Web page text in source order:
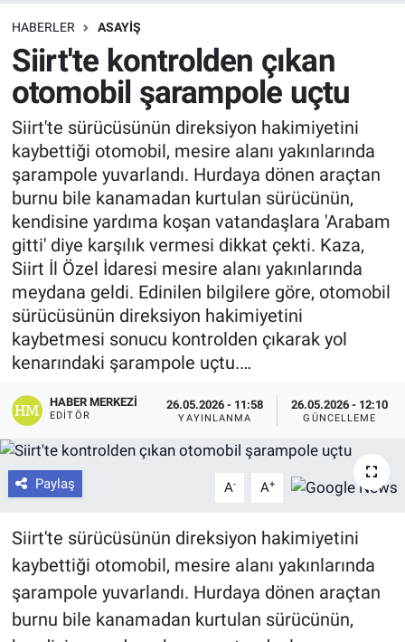
HABERLER ASAYIŞ
Siirt'te kontrolden çıkan
otomobil şarampole uçtu
Siirt'te sürücüsünün direksiyon hakimiyetini
kaybettiği otomobil, mesire alanı yakınlarında
şarampole yuvarlandı. Hurdaya dönen araçtan
burnu bile kanamadan kurtulan sürücünün,
kendisine yardıma koşan vatandaşlara 'Arabam
gitti' diye karşılık vermesi dikkat çekti. Kaza,
Siirt İl Özel İdaresi mesire alanı yakınlarında
meydana geldi. Edinilen bilgilere göre, otomobil
sürücüsünün direksiyon hakimiyetini
kaybetmesi sonucu kontrolden çıkarak yol
kenarındaki şarampole uçtu.…
HABER MERKEZI
EDITÖR
26.05.2026 - 11:58
YAYINLANMA
26.05.2026 - 12:10
GÜNCELLEME
Paylaş A- A+
Siirt'te sürücüsünün direksiyon hakimiyetini
kaybettiği otomobil, mesire alanı yakınlarında
şarampole yuvarlandı. Hurdaya dönen araçtan
burnu bile kanamadan kurtulan sürücünün,